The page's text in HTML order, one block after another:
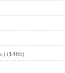
(1465)